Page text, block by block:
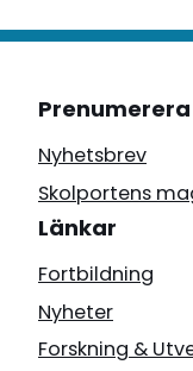
Prenumerera
Nyhetsbrev
Skolportens
Länkar
Fortbildning
Nyheter
Forskning &